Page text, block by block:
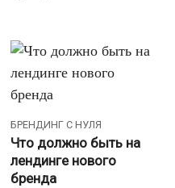
БРЕНДИНГ С НУЛЯ
Что должно быть на
лендинге нового
бренда